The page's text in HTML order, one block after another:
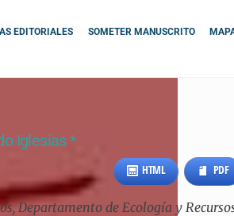
EDITORIALES SOMETER MANUSCRITO
Iglesias *
HTML PDF
Departamento de Ecología y